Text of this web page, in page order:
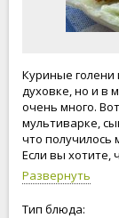
Куриные голени
духовке, но и в
очень много.
мультиварке,
что получилось
Если вы хотите,
то можно снять
куриные голени
гарниром.
Развернуть
Тип блюда: